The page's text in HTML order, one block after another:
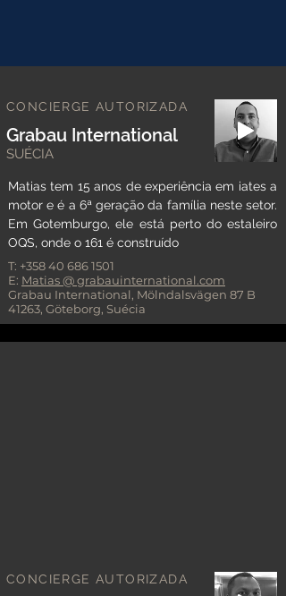
CONCIERGE AUTORIZADA
Grabau International
SUÉCIA
Matias tem 15 anos de experiência em iates a
motor e é a 6ª geração da família neste setor.
Em Gotemburgo, ele está perto do estaleiro
OQS, onde o 161 é construído
T: +358 40 686 1501
E: Matias@ grabauinternational.com
Grabau International, Mölndalsvägen 87 B
41263, Göteborg, Suécia
CONCIERGE AUTORIZADA